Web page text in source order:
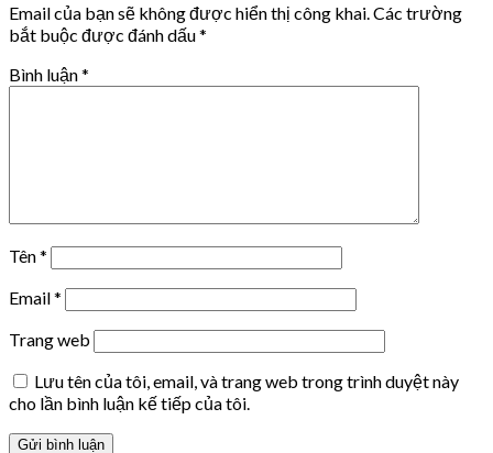
Email của bạn sẽ không được hiển thị công khai. Các trường
bắt buộc được đánh dấu*
Bình luận*
Tên*
Email*
Trang web
Lưu tên của tôi, email, và trang web trong trình duyệt này
cho lần bình luận kế tiếp của tôi.